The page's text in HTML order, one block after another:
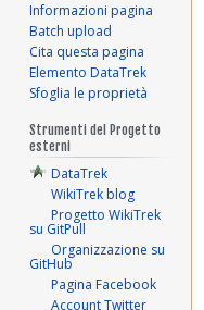
Informazioni pagina
Batch upload
Cita questa pagina
Elemento DataTrek
Sfoglia le proprietà
Strumenti del Progetto
esterni
DataTrek
WikiTrek blog
Progetto WikiTrek
su GitPull
Organizzazione su
GitHub
Pagina Facebook
Account Twitter